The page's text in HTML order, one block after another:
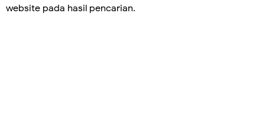
website pada hasil pencarian.